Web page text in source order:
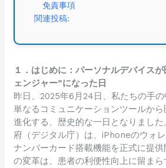
免責事項
関連投稿:
１．はじめに：パーソナルデバイス
ェンジャー”になった日
昨日、2025年6月24日、私たちの手の
単なるコミュニケーションツールか
進化する、歴史的な一日となりまし
府（デジタル庁）は、iPhoneのウォ
ナンバーカード搭載機能を正式に提
の変革は、患者の利便性向上に留ま